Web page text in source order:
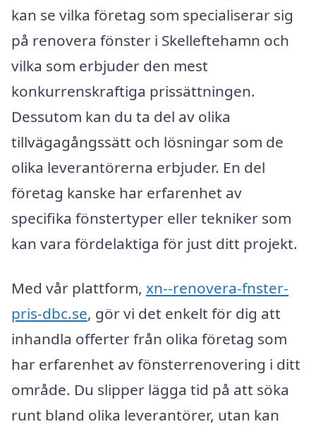
kan se vilka företag som specialiserar sig
på renovera fönster i Skelleftehamn och
vilka som erbjuder den mest
konkurrenskraftiga prissättningen.
Dessutom kan du ta del av olika
tillvägagångssätt och lösningar som de
olika leverantörerna erbjuder. En del
företag kanske har erfarenhet av
specifika fönstertyper eller tekniker som
kan vara fördelaktiga för just ditt projekt.
Med vår plattform, xn--renovera-fnster-
pris-dbc.se, gör vi det enkelt för dig att
inhandla offerter från olika företag som
har erfarenhet av fönsterrenovering i ditt
område. Du slipper lägga tid på att söka
runt bland olika leverantörer, utan kan